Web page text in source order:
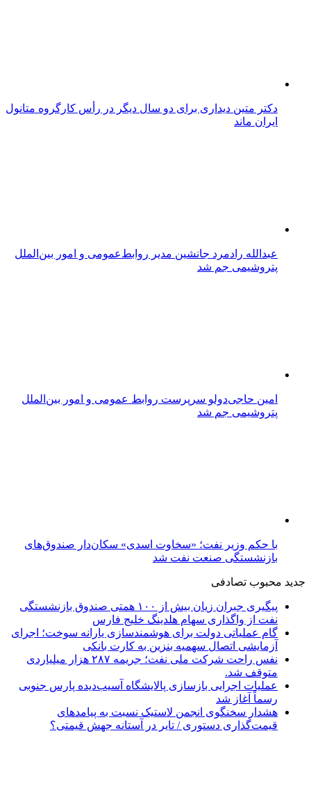
دکتر متین دیداری برای دو سال دیگر در رأس کارگروه متانول
ایران ماند
عبدالله رادمرد جانشین مدیر روابط‌عمومی و امور بین‌الملل
پتروشیمی جم شد
امین حاجی‌دولو سرپرست روابط عمومی و امور بین‌الملل
پتروشیمی جم شد
با حکم وزیر نفت؛ «سخاوت اسدی» سکان‌دار صندوق‌های
بازنشستگی صنعت نفت شد
جدید محبوب تصادفی
پیگیری جبران زیان بیش از ۱۰۰ همتی صندوق بازنشستگی
نفت از واگذاری سهام هلدینگ خلیج فارس
گام عملیاتی دولت برای هوشمندسازی یارانه سوخت؛ اجرای
آزمایشی اتصال سهمیه بنزین به کارت بانکی
نفس راحت شرکت ملی نفت؛ جریمه ۲۸۷ هزار میلیاردی
متوقف شد.
عملیات اجرایی بازسازی پالایشگاه آسیب‌دیده پارس جنوبی
رسماً آغاز شد
هشدار سخنگوی انجمن لاستیک نسبت به پیامدهای
قیمت‌گذاری دستوری / تایر در آستانه جهش قیمتی؟